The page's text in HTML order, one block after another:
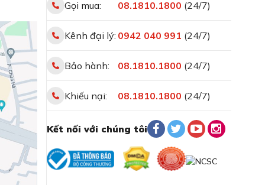
Gọi mua: 08.1810.1800 (24/7)
Kênh đại lý: 0942 040 991 (24/7)
Bảo hành: 08.1810.1800 (24/7)
Khiếu nại: 08.1810.1800 (24/7)
Kết nối với chúng tôi